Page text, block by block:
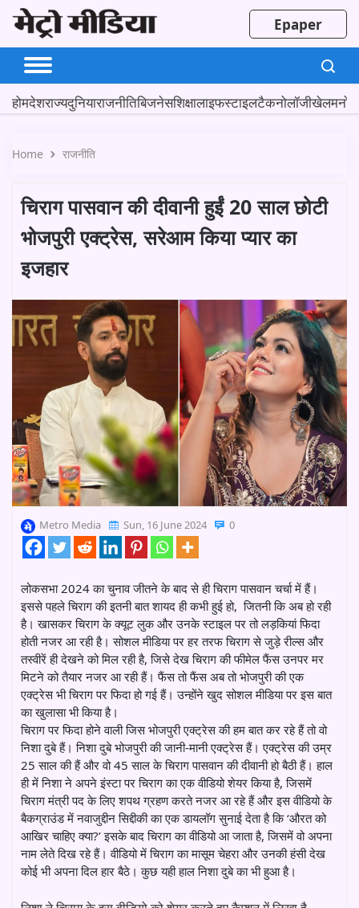
Epaper
होमदेशराज्यदुनियाराजनीतिबिजनेसशिक्षालाइफस्टाइलटैकनोलॉजीखेल
Home राजनीति
चिराग पासवान की दीवानी हुईं 20 साल छोटी
भोजपुरी एक्ट्रेस, सरेआम किया प्यार का
इजहार
Metro Media Sun, 16 June 2024 0
लोकसभा 2024 का चुनाव जीतने के बाद से ही चिराग पासवान चर्चा में हैं।
इससे पहले चिराग की इतनी बात शायद ही कभी हुई हो, जितनी कि अब हो रही
है। खासकर चिराग के क्यूट लुक और उनके स्टाइल पर तो लड़कियां फिदा
होती नजर आ रही है। सोशल मीडिया पर हर तरफ चिराग से जुड़े रील्स और
तस्वीरें ही देखने को मिल रही है, जिसे देख चिराग की फीमेल फैंस उनपर मर
मिटने को तैयार नजर आ रही हैं। फैंस तो फैंस अब तो भोजपुरी की एक
एक्ट्रेस भी चिराग पर फिदा हो गई हैं। उन्होंने खुद सोशल मीडिया पर इस बात
का खुलासा भी किया है।
चिराग पर फिदा होने वाली जिस भोजपुरी एक्ट्रेस की हम बात कर रहे हैं तो वो
निशा दुबे हैं। निशा दुबे भोजपुरी की जानी-मानी एक्ट्रेस हैं। एक्ट्रेस की उम्र
25 साल की हैं और वो 45 साल के चिराग पासवान की दीवानी हो बैठी हैं। हाल
ही में निशा ने अपने इंस्टा पर चिराग का एक वीडियो शेयर किया है, जिसमें
चिराग मंत्री पद के लिए शपथ ग्रहण करते नजर आ रहे हैं और इस वीडियो के
बैकग्राउंड में नवाजुद्दीन सिद्दीकी का एक डायलॉग सुनाई देता है कि ‘औरत को
आखिर चाहिए क्या?’ इसके बाद चिराग का वीडियो आ जाता है, जिसमें वो अपना
नाम लेते दिख रहे हैं। वीडियो में चिराग का मासूम चेहरा और उनकी हंसी देख
कोई भी अपना दिल हार बैठे। कुछ यही हाल निशा दुबे का भी हुआ है।